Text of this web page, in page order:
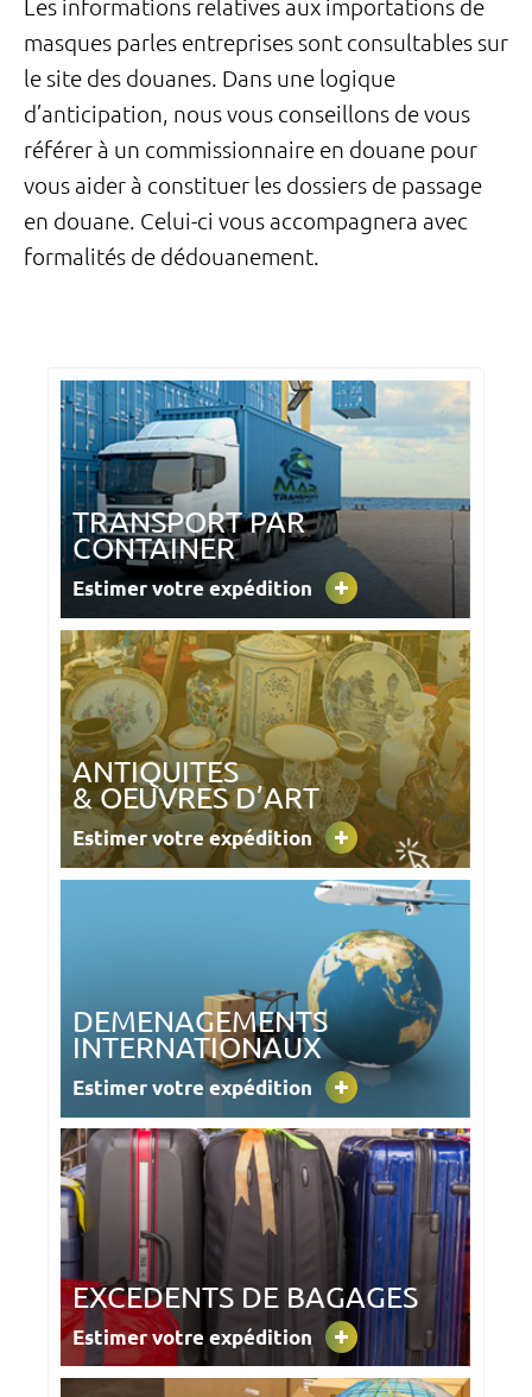
Les informations relatives aux importations de
masques parles entreprises sont consultables sur
le site des douanes. Dans une logique
d’anticipation, nous vous conseillons de vous
référer à un commissionnaire en douane pour
vous aider à constituer les dossiers de passage
en douane. Celui-ci vous accompagnera avec
formalités de dédouanement.
TRANSPORT PAR
CONTAINER
Estimer votre expédition
ANTIQUITES
& OEUVRES D’ART
Estimer votre expédition
DEMENAGEMENTS
INTERNATIONAUX
Estimer votre expédition
EXCEDENTS DE BAGAGES
Estimer votre expédition